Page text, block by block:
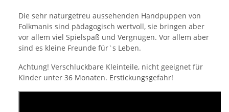
Die sehr naturgetreu aussehenden Handpuppen von
Folkmanis sind pädagogisch wertvoll, sie bringen aber
vor allem viel Spielspaß und Vergnügen. Vor allem aber
sind es kleine Freunde für`s Leben.
Achtung! Verschluckbare Kleinteile, nicht geeignet für
Kinder unter 36 Monaten. Erstickungsgefahr!